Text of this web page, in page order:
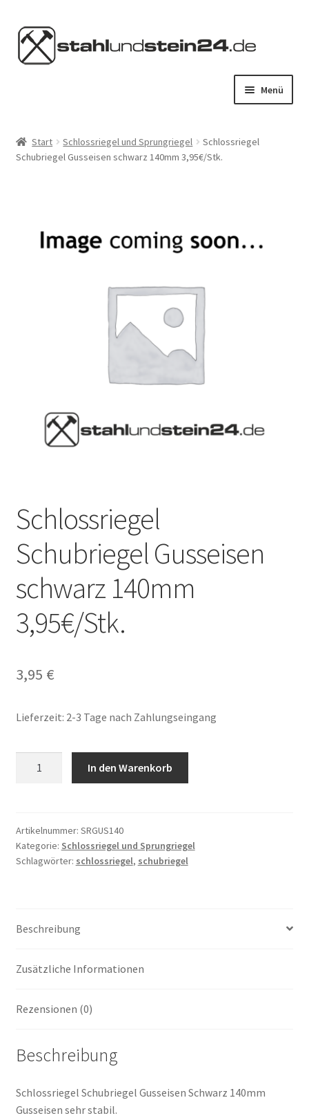
Zur
Navigation
springen
Zum
Inhalt
springen
Menü
STAHL KAUFEN
SERVICES
Start Schlossriegel und Sprungriegel
Schlossriegel
Schubriegel Gusseisen schwarz 140mm 3,95€/Stk.
Schlossriegel
Schubriegel Gusseisen
schwarz 140mm
3,95€/Stk.
3,95 €
Lieferzeit: 2-3 Tage nach Zahlungseingang
140mm
3,95€/Stk.
Menge
In den Warenkorb
Artikelnummer: SRGUS140
Kategorie: Schlossriegel und Sprungriegel
Schlagwörter: schlossriegel, schubriegel
Beschreibung
Zusätzliche Informationen
Rezensionen (0)
Beschreibung
Schlossriegel Schubriegel Gusseisen Schwarz 140mm
Gusseisen sehr stabil.